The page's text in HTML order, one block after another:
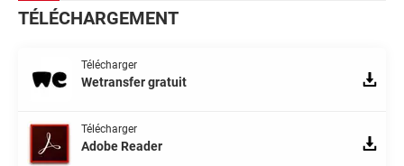
TÉLÉCHARGEMENT
Télécharger
Wetransfer gratuit
Télécharger
Adobe Reader